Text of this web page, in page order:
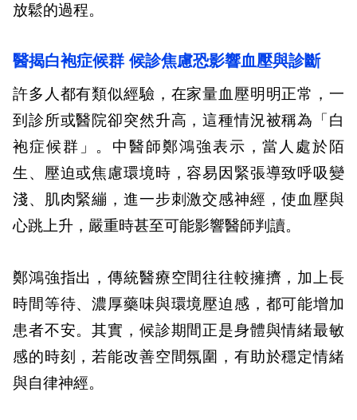
放鬆的過程。
醫揭白袍症候群 候診焦慮恐影響血壓與診斷
許多人都有類似經驗，在家量血壓明明正常，一
到診所或醫院卻突然升高，這種情況被稱為「白
袍症候群」。中醫師鄭鴻強表示，當人處於陌
生、壓迫或焦慮環境時，容易因緊張導致呼吸變
淺、肌肉緊繃，進一步刺激交感神經，使血壓與
心跳上升，嚴重時甚至可能影響醫師判讀。
鄭鴻強指出，傳統醫療空間往往較擁擠，加上長
時間等待、濃厚藥味與環境壓迫感，都可能增加
患者不安。其實，候診期間正是身體與情緒最敏
感的時刻，若能改善空間氛圍，有助於穩定情緒
與自律神經。